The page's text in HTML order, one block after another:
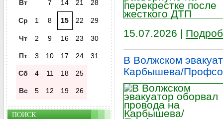
15.07.2026 |
В Волжском
Карбышева/
Вт 7 14 21 28
Ср 1 8 15 22 29
Чт 2 9 16 23 30
Пт 3 10 17 24 31
Сб 4 11 18 25
Вс 5 12 19 26
ПОИСК